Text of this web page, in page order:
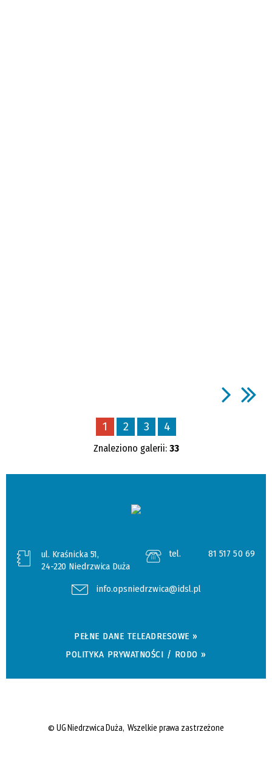
1 2 3 4
Znaleziono galerii: 33
ul. Kraśnicka 51,
24-220 Niedrzwica Duża
tel. 81 517 50 69
info.opsniedrzwica@idsl.pl
PEŁNE DANE TELEADRESOWE »
POLITYKA PRYWATNOŚCI / RODO »
© UG Niedrzwica Duża, Wszelkie prawa zastrzeżone